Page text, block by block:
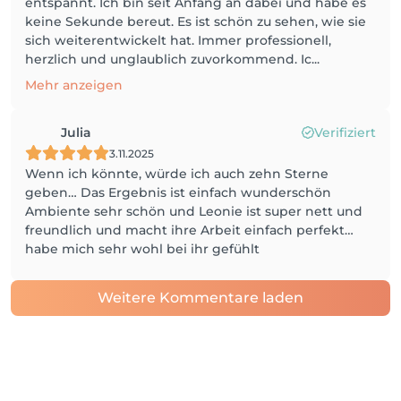
keine Sekunde bereut. Es ist schön zu sehen, wie sie
sich weiterentwickelt hat. Immer professionell,
herzlich und unglaublich zuvorkommend. Ic...
Mehr anzeigen
Julia Verifiziert
3.11.2025
Wenn ich könnte, würde ich auch zehn Sterne
geben… Das Ergebnis ist einfach wunderschön
Ambiente sehr schön und Leonie ist super nett und
freundlich und macht ihre Arbeit einfach perfekt…
habe mich sehr wohl bei ihr gefühlt
Weitere Kommentare laden